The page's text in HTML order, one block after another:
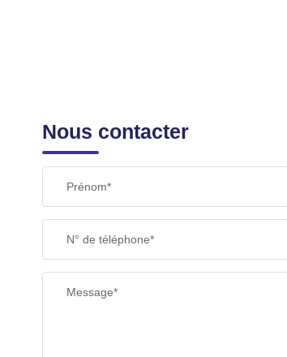
Nous contacter
Prénom*
N° de téléphone*
Message*